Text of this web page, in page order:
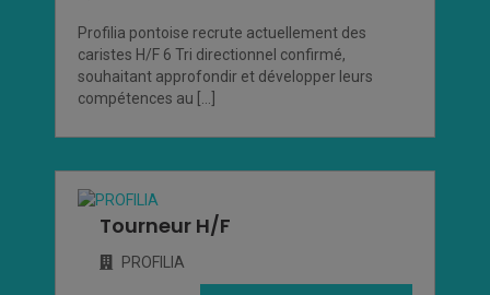
Profilia pontoise recrute actuellement des
caristes H/F 6 Tri directionnel confirmé,
souhaitant approfondir et développer leurs
compétences au […]
Tourneur H/F
PROFILIA